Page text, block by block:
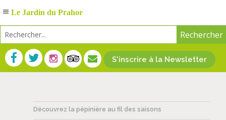
S'inscrire à la Newsletter
Découvrez la pépinière au fil des saisons
Le Jardin du Prahor